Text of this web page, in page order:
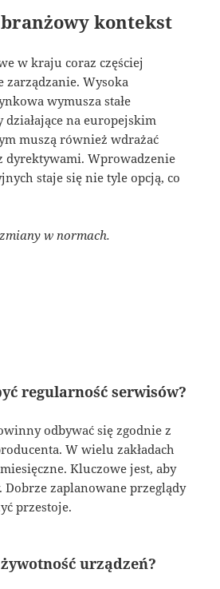
kontekst
w kraju coraz częściej
zarządzanie. Wysoka
wymusza stałe
działające na europejskim
muszą również wdrażać
dyrektywami. Wprowadzenie
staje się nie tyle opcją, co
w normach.
regularność serwisów?
odbywać się zgodnie z
W wielu zakładach
Kluczowe jest, aby
zaplanowane przeglądy
przestoje.
urządzeń?